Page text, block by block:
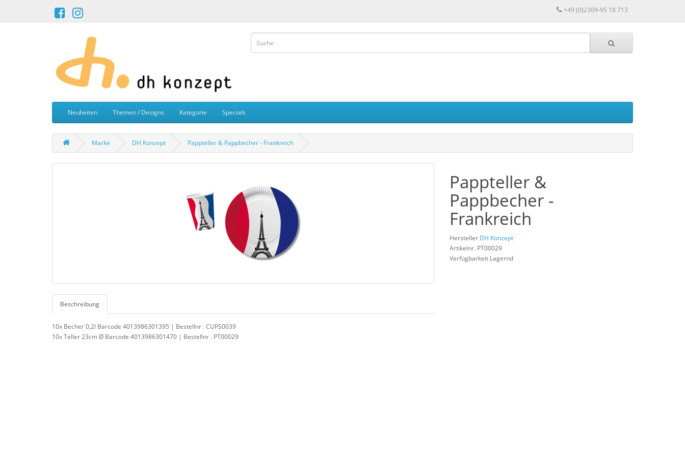
+49 (0)2309-95 18 713
Neuheiten Themen / Designs Kategorie Specials
Marke DH Konzept Pappteller & Pappbecher - Frankreich
Beschreibung
10x Becher 0,2l Barcode 4013986301395 | Bestellnr . CUPS0039
10x Teller 23cm Ø Barcode 4013986301470 | Bestellnr . PT00029
Pappteller &
Pappbecher -
Frankreich
Hersteller DH Konzept
Artikelnr. PT00029
Verfügbarkeit Lagernd